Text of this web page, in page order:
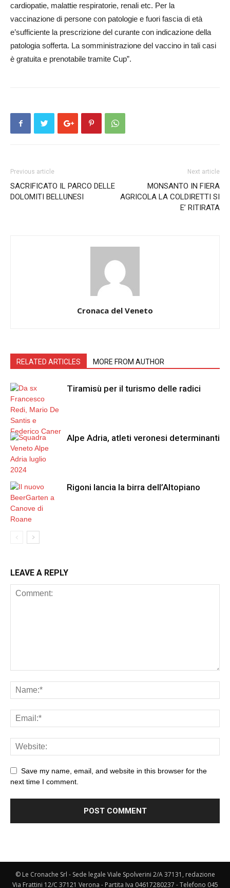
cardiopatie, malattie respiratorie, renali etc. Per la
vaccinazione di persone con patologie e fuori fascia di età
e’sufficiente la prescrizione del curante con indicazione del­la
patologia sofferta. La somministrazione del vaccino in tali casi
è gratuita e prenotabile tramite Cup”.
Previous article
SACRIFICATO IL PARCO DELLE
DOLOMITI BELLUNESI
Next article
MONSANTO IN FIERA
AGRICOLA LA COLDIRETTI SI
E’ RITIRATA
Cronaca del Veneto
RELATED ARTICLES MORE FROM AUTHOR
Tiramisù per il turismo delle radici
Alpe Adria, atleti veronesi determinanti
Rigoni lancia la birra dell’Altopiano
LEAVE A REPLY
Save my name, email, and website in this browser for the
next time I comment.
© Le Cronache Srl - Sede legale Viale Spolverini 2/A 37131, redazione
Via Frattini 12/C 37121 Verona - Partita Iva 04617280237 - Telefono 045